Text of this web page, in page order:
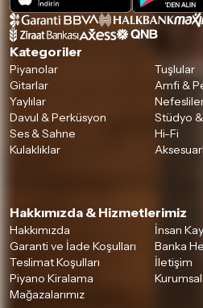
Kategoriler
Piyanolar
Tuşlular
Gitarlar
Amfi &
Yaylılar
Davul & Perküsyon
Stüdyo
Ses & Sahne
Hi-Fi
Kulaklıklar
Hakkımızda & Hizmetlerimiz
Hakkımızda
İnsan
Garanti ve İade Koşulları
Banka
Teslimat Koşulları
İletişim
Piyano Kiralama
Kurumsal
Mağazalarımız